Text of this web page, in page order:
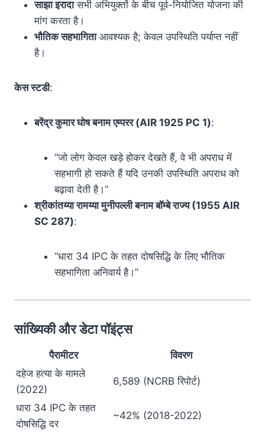
साझा इरादासभी अभियुक्तों के बीच पूर्व-नियोजित योजना की
मांग करता है।
भौतिक सहभागिताआवश्यक है; केवल उपस्थिति पर्याप्त नहीं
है।
केस स्टडी:
बरेंद्र कुमार घोष बनाम एम्परर (AIR 1925 PC 1):
“जो लोग केवल खड़े होकर देखते हैं, वे भी अपराध में
सहभागी हो सकते हैं यदि उनकी उपस्थिति अपराध को
बढ़ावा देती है।”
श्रीकांतय्या रामय्या मुनीपल्ली बनाम बॉम्बे राज्य (1955 AIR
SC 287):
“धारा 34 IPC के तहत दोषसिद्धि के लिए भौतिक
सहभागिता अनिवार्य है।”
सांख्यिकी और डेटा पॉइंट्स
पैरामीटर
विवरण
दहेज हत्या के मामले
(2022)
6,589 (NCRB रिपोर्ट)
धारा 34 IPC के तहत
दोषसिद्धि दर
~42% (2018-2022)